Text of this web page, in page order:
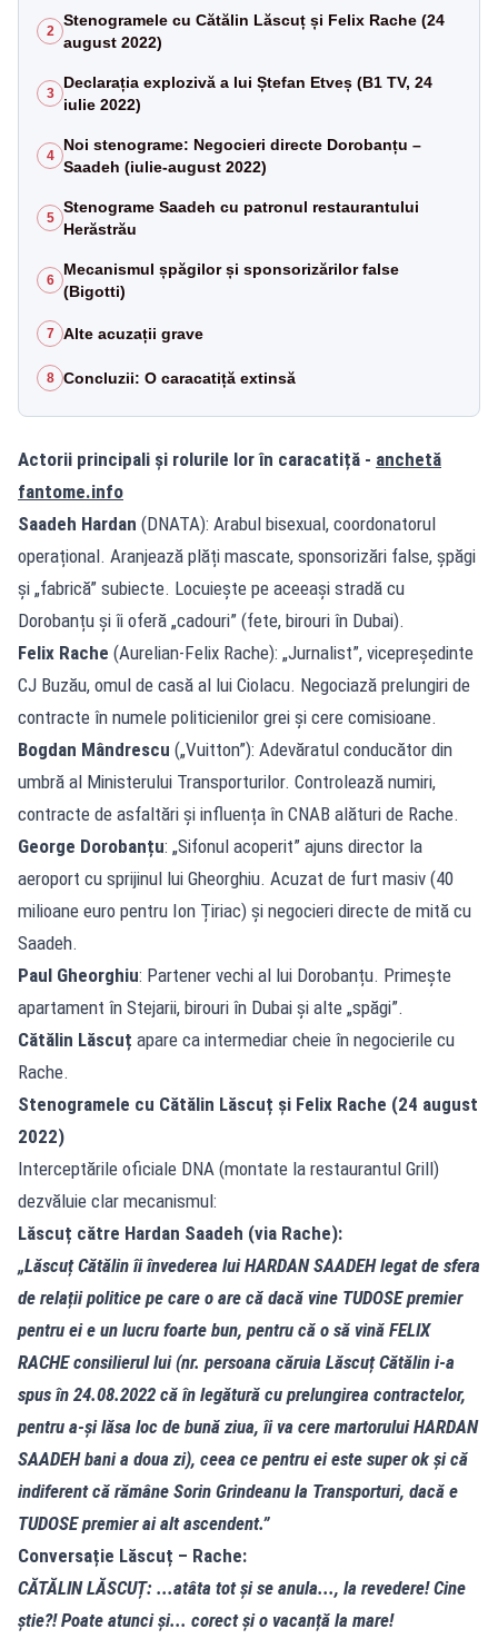
2
Stenogramele cu Cătălin Lăscuț și Felix Rache (24
august 2022)
3
Declarația explozivă a lui Ștefan Etveș (B1 TV, 24
iulie 2022)
4
Noi stenograme: Negocieri directe Dorobanțu –
Saadeh (iulie-august 2022)
5
Stenograme Saadeh cu patronul restaurantului
Herăstrău
6
Mecanismul șpăgilor și sponsorizărilor false
(Bigotti)
7 Alte acuzații grave
8 Concluzii: O caracatiță extinsă
Actorii principali și rolurile lor în caracatiță - anchetă
fantome.info
Saadeh Hardan (DNATA): Arabul bisexual, coordonatorul
operațional. Aranjează plăți mascate, sponsorizări false, șpăgi
și „fabrică” subiecte. Locuiește pe aceeași stradă cu
Dorobanțu și îi oferă „cadouri” (fete, birouri în Dubai).
Felix Rache (Aurelian-Felix Rache): „Jurnalist”, vicepreședinte
CJ Buzău, omul de casă al lui Ciolacu. Negociază prelungiri de
contracte în numele politicienilor grei și cere comisioane.
Bogdan Mândrescu („Vuitton”): Adevăratul conducător din
umbră al Ministerului Transporturilor. Controlează numiri,
contracte de asfaltări și influența în CNAB alături de Rache.
George Dorobanțu: „Sifonul acoperit” ajuns director la
aeroport cu sprijinul lui Gheorghiu. Acuzat de furt masiv (40
milioane euro pentru Ion Țiriac) și negocieri directe de mită cu
Saadeh.
Paul Gheorghiu: Partener vechi al lui Dorobanțu. Primește
apartament în Stejarii, birouri în Dubai și alte „spăgi”.
Cătălin Lăscuț apare ca intermediar cheie în negocierile cu
Rache.
Stenogramele cu Cătălin Lăscuț și Felix Rache (24 august
2022)
Interceptările oficiale DNA (montate la restaurantul Grill)
dezvăluie clar mecanismul:
Lăscuț către Hardan Saadeh (via Rache):
„Lăscuț Cătălin îi învederea lui HARDAN SAADEH legat de sfera
de relații politice pe care o are că dacă vine TUDOSE premier
pentru ei e un lucru foarte bun, pentru că o să vină FELIX
RACHE consilierul lui (nr. persoana căruia Lăscuț Cătălin i-a
spus în 24.08.2022 că în legătură cu prelungirea contractelor,
pentru a-și lăsa loc de bună ziua, îi va cere martorului HARDAN
SAADEH bani a doua zi), ceea ce pentru ei este super ok și că
indiferent că rămâne Sorin Grindeanu la Transporturi, dacă e
TUDOSE premier ai alt ascendent.”
Conversație Lăscuț – Rache:
CĂTĂLIN LĂSCUȚ: ...atâta tot și se anula..., la revedere! Cine
știe?! Poate atunci și... corect și o vacanță la mare!